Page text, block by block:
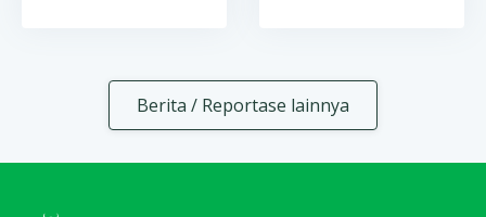
Berita / Reportase lainnya